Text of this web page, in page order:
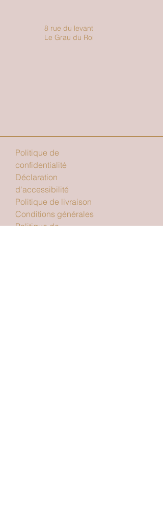
8 rue du levant
Le Grau du Roi
Politique de
confidentialité
Déclaration
d'accessibilité
Politique de livraison
Conditions générales
Politique de